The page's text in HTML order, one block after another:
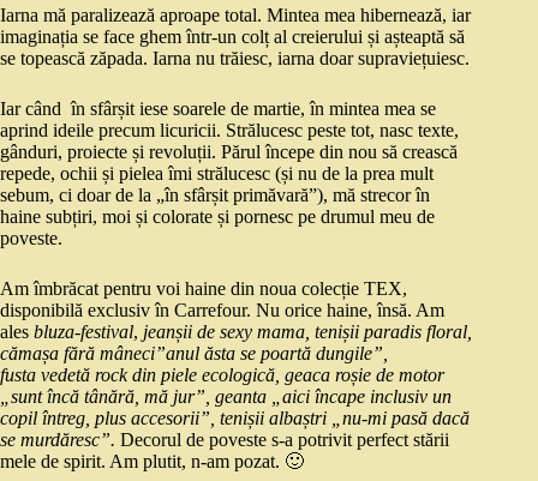
Iarna mă paralizează aproape total. Mintea mea hibernează, iar
imaginația se face ghem într-un colț al creierului și așteaptă să
se topească zăpada. Iarna nu trăiesc, iarna doar supraviețuiesc.
Iar când în sfârșit iese soarele de martie, în mintea mea se
aprind ideile precum licuricii. Strălucesc peste tot, nasc texte,
gânduri, proiecte și revoluții. Părul începe din nou să crească
repede, ochii și pielea îmi strălucesc (și nu de la prea mult
sebum, ci doar de la „în sfârșit primăvară”), mă strecor în
haine subțiri, moi și colorate și pornesc pe drumul meu de
poveste.
Am îmbrăcat pentru voi haine din noua colecție TEX,
disponibilă exclusiv în Carrefour. Nu orice haine, însă. Am
ales bluza-festival, jeanșii de sexy mama, tenișii paradis floral,
cămașa fără mâneci”anul ăsta se poartă dungile”,
fusta vedetă rock din piele ecologică, geaca roșie de motor
„sunt încă tânără, mă jur”, geanta „aici încape inclusiv un
copil întreg, plus accesorii”, tenișii albaștri „nu-mi pasă dacă
se murdăresc”. Decorul de poveste s-a potrivit perfect stării
mele de spirit. Am plutit, n-am pozat. 🙂